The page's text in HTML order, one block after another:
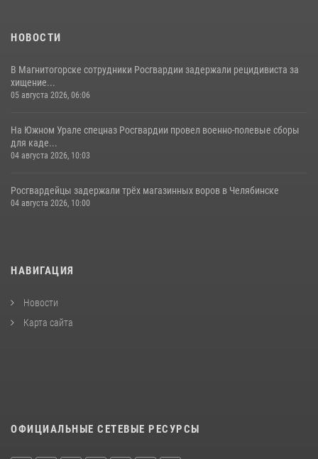
НОВОСТИ
В Магнитогорске сотрудники Росгвардии задержали рецидивиста за
хищение...
05 августа 2026, 06:06
На Южном Урале спецназ Росгвардии провел военно-полевые сборы
для каде...
04 августа 2026, 10:03
Росгвардейцы задержали трёх магазинных воров в Челябинске
04 августа 2026, 10:00
НАВИГАЦИЯ
Новости
Карта сайта
ОФИЦИАЛЬНЫЕ СЕТЕВЫЕ РЕСУРСЫ